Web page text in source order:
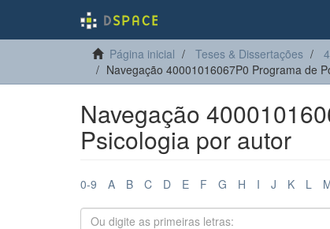
Página inicial Teses & Dissertações
Navegação 40001016067P0 Programa de
Navegação
Psicologia por autor
0-9 A B C D E F G H I J K L